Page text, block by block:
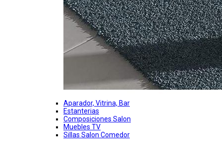
Aparador, Vitrina, Bar
Estanterias
Composiciones Salon
Muebles TV
Sillas Salon Comedor